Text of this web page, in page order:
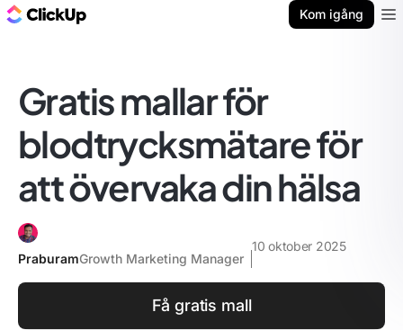
Kom igång
Gratis mallar för
blodtrycksmätare för
att övervaka din hälsa
PraburamGrowth Marketing Manager
10 oktober 2025
Få gratis mall